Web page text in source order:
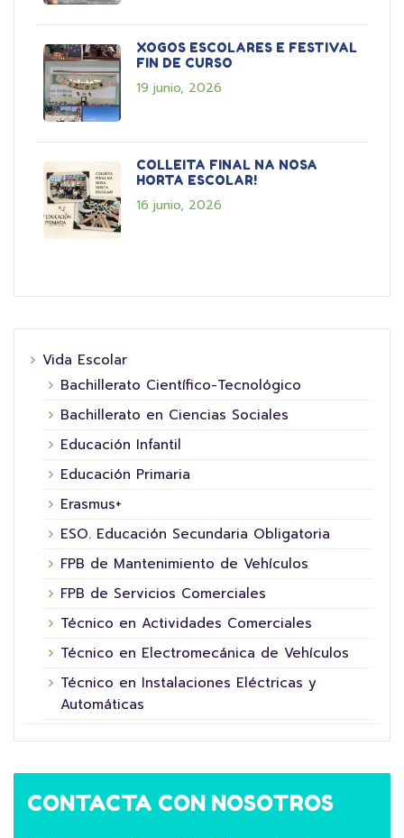
XOGOS ESCOLARES E FESTIVAL
FIN DE CURSO
19 junio, 2026
COLLEITA FINAL NA NOSA
HORTA ESCOLAR!
16 junio, 2026
Vida Escolar
Bachillerato Científico-Tecnológico
Bachillerato en Ciencias Sociales
Educación Infantil
Educación Primaria
Erasmus+
ESO. Educación Secundaria Obligatoria
FPB de Mantenimiento de Vehículos
FPB de Servicios Comerciales
Técnico en Actividades Comerciales
Técnico en Electromecánica de Vehículos
Técnico en Instalaciones Eléctricas y
Automáticas
CONTACTA CON NOSOTROS